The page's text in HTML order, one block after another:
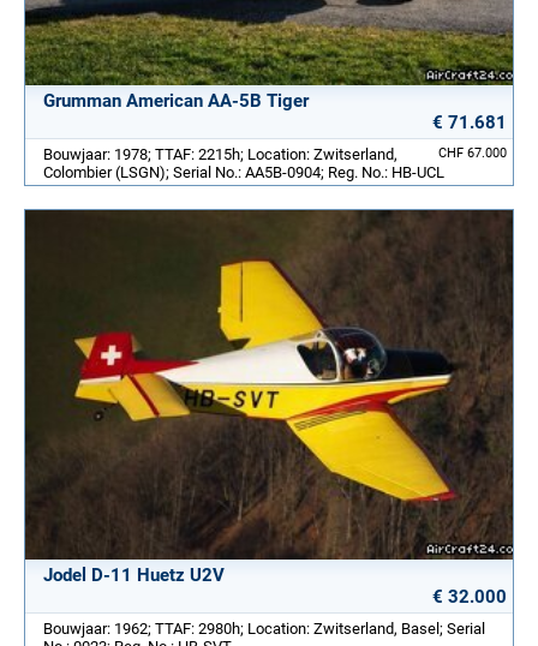
Grumman American AA-5B Tiger
€ 71.681
CHF 67.000
Bouwjaar: 1978; TTAF: 2215h; Location: Zwitserland,
Colombier (LSGN); Serial No.: AA5B-0904; Reg. No.: HB-UCL
Jodel D-11 Huetz U2V
€ 32.000
Bouwjaar: 1962; TTAF: 2980h; Location: Zwitserland, Basel; Serial